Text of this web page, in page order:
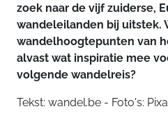
zoek naar de vijf zuiderse,
wandeleilanden bij uitstek.
wandelhoogtepunten van
alvast wat inspiratie mee
volgende wandelreis?
Tekst: wandel.be - Foto's: